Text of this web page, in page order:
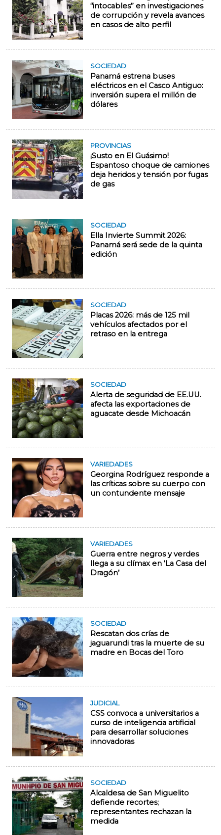
“intocables” en investigaciones
de corrupción y revela avances
en casos de alto perfil
SOCIEDAD
Panamá estrena buses
eléctricos en el Casco Antiguo:
inversión supera el millón de
dólares
PROVINCIAS
¡Susto en El Guásimo!
Espantoso choque de camiones
deja heridos y tensión por fugas
de gas
SOCIEDAD
Ella Invierte Summit 2026:
Panamá será sede de la quinta
edición
SOCIEDAD
Placas 2026: más de 125 mil
vehículos afectados por el
retraso en la entrega
SOCIEDAD
Alerta de seguridad de EE.UU.
afecta las exportaciones de
aguacate desde Michoacán
VARIEDADES
Georgina Rodríguez responde a
las críticas sobre su cuerpo con
un contundente mensaje
VARIEDADES
Guerra entre negros y verdes
llega a su clímax en ‘La Casa del
Dragón’
SOCIEDAD
Rescatan dos crías de
jaguarundi tras la muerte de su
madre en Bocas del Toro
JUDICIAL
CSS convoca a universitarios a
curso de inteligencia artificial
para desarrollar soluciones
innovadoras
SOCIEDAD
Alcaldesa de San Miguelito
defiende recortes;
representantes rechazan la
medida